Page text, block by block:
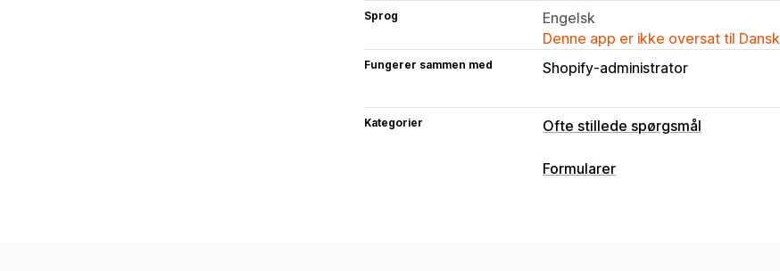
Sprog
Engelsk
Denne app er ikke oversat til Dansk
Fungerer sammen med Shopify-administrator
Kategorier Ofte stillede spørgsmål
Redigeringsværktøjer
Formularer